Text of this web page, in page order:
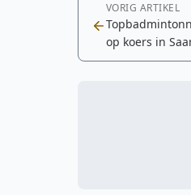
VORIG ARTIKEL
op koers in